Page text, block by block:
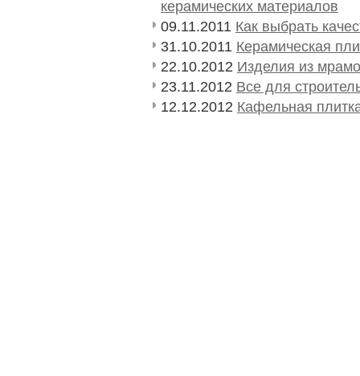
керамических материалов
09.11.2011 Как выбрать
31.10.2011 Керамическая
22.10.2012 Изделия из
23.11.2012 Все для
12.12.2012 Кафельная